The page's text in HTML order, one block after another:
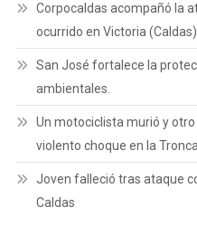
Corpocaldas acompañó la
ocurrido en Victoria (Caldas)
San José fortalece la
ambientales.
Un motociclista murió y
violento choque en la
Joven falleció tras ataque
Caldas